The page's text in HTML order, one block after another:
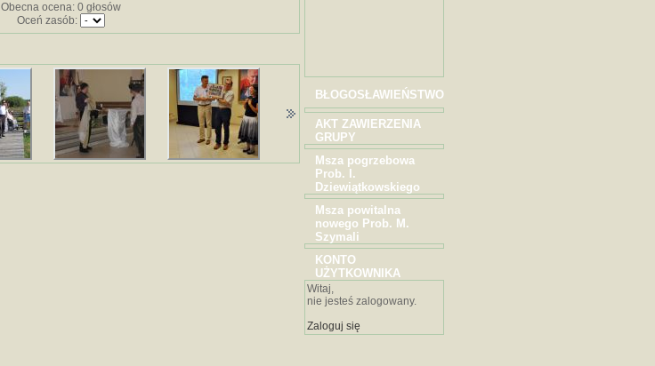
Obecna ocena: 0 głosów
Oceń zasób:
BŁOGOSŁAWIEŃSTWO
AKT ZAWIERZENIA
GRUPY
Msza pogrzebowa
Prob. I.
Dziewiątkowskiego
Msza powitalna
nowego Prob. M.
Szymali
KONTO
UŻYTKOWNIKA
Witaj,
nie jesteś zalogowany.
Zaloguj się